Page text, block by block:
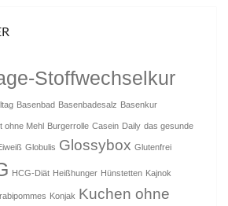
Stoffwechselkur
Basenbad Basenbadesalz Basenkur
ohne Mehl Burgerrolle Casein Daily das gesunde
Globulis Glossybox Glutenfrei
HCG-Diät Heißhunger Hünstetten Kajnok
Konjak Kuchen ohne